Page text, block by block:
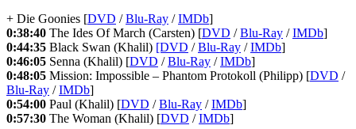
+ Die Goonies [DVD /Blu-Ray /IMDb]
0:38:40 The Ides Of March (Carsten) [DVD /Blu-Ray /IMDb]
0:44:35 Black Swan (Khalil) [DVD /Blu-Ray /IMDb]
0:46:05 Senna (Khalil) [DVD /Blu-Ray /IMDb]
0:48:05 Mission: Impossible – Phantom Protokoll (Philipp) [DVD /
Blu-Ray /IMDb]
0:54:00 Paul (Khalil) [DVD /Blu-Ray /IMDb]
0:57:30 The Woman (Khalil) [DVD /IMDb]